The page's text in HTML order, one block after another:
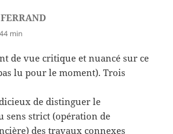
min
de vue critique et nuancé sur ce
lu pour le moment). Trois
de distinguer le
sens strict (opération de
des travaux connexes